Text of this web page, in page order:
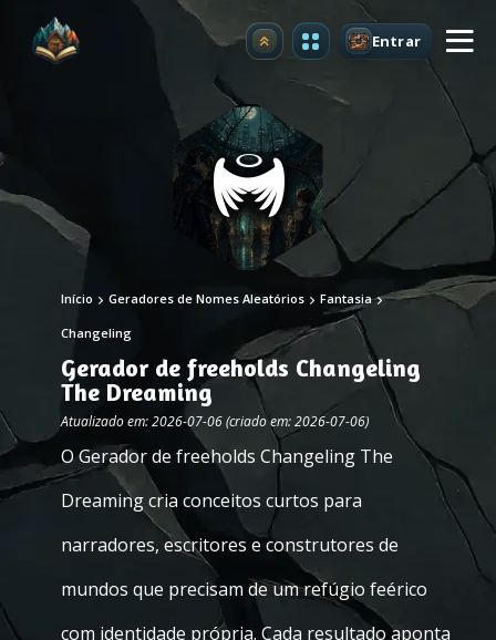
Atualizar Entrar
Início Geradores de Nomes Aleatórios Fantasia
Changeling
Gerador de freeholds Changeling
The Dreaming
Atualizado em: 2026-07-06 (criado em: 2026-07-06)
O Gerador de freeholds Changeling The
Dreaming cria conceitos curtos para
narradores, escritores e construtores de
mundos que precisam de um refúgio feérico
com identidade própria. Cada resultado aponta